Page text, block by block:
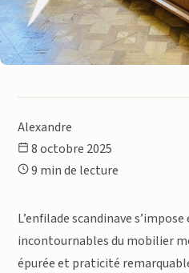
Alexandre
8 octobre 2025
9 min de lecture
L’enfilade scandinave
incontournables du mobilier
épurée et praticité